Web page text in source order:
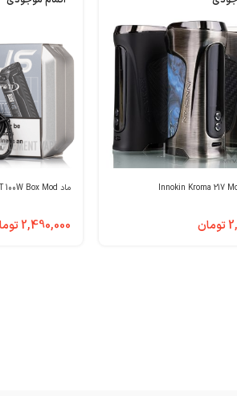
تومان
ماد Voopoo Argus XT 100W Box Mod
2,490,000